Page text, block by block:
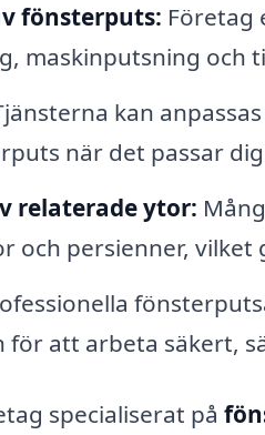
fönsterputs: Företag
maskinputsning och
kan
när det passar
relaterade ytor:
och persienner, vilket
för att arbeta säkert,
specialiserat på